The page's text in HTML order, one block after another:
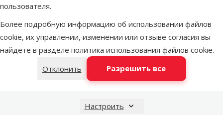
пользователя.
Более подробную информацию об использовании файлов
cookie, их управлении, изменении или отзыве согласия вы
найдете в разделе политика использования файлов cookie.
Отклонить
Разрешить все
Настроить
OMNIVA пакоматы послезавтра
Добавить в корзину